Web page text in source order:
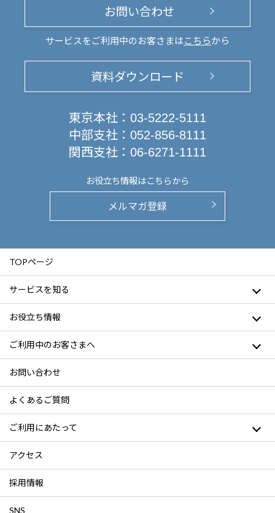
お問い合わせ
サービスをご利用中のお客さまは こちらから
資料ダウンロード
東京本社： 03-5222-5111
中部支社： 052-856-8111
関西支社： 06-6271-1111
お役立ち情報はこちらから
メルマガ登録
TOPページ
サービスを知る
お役立ち情報
ご利用中のお客さまへ
お問い合わせ
よくあるご質問
ご利用にあたって
アクセス
採用情報
SNS